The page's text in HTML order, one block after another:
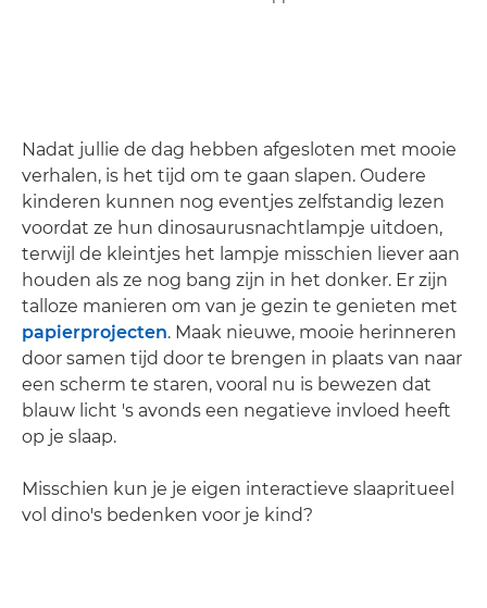
Nadat jullie de dag hebben afgesloten met mooie
verhalen, is het tijd om te gaan slapen. Oudere
kinderen kunnen nog eventjes zelfstandig lezen
voordat ze hun dinosaurusnachtlampje uitdoen,
terwijl de kleintjes het lampje misschien liever aan
houden als ze nog bang zijn in het donker. Er zijn
talloze manieren om van je gezin te genieten met
papierprojecten. Maak nieuwe, mooie herinneren
door samen tijd door te brengen in plaats van naar
een scherm te staren, vooral nu is bewezen dat
blauw licht 's avonds een negatieve invloed heeft
op je slaap.
Misschien kun je je eigen interactieve slaapritueel
vol dino's bedenken voor je kind?